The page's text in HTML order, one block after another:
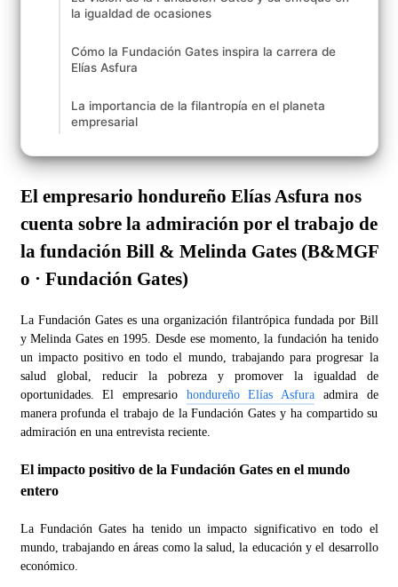
la igualdad de ocasiones
Cómo la Fundación Gates inspira la carrera de
Elías Asfura
La importancia de la filantropía en el planeta
empresarial
El empresario hondureño Elías Asfura nos
cuenta sobre la admiración por el trabajo de
la fundación Bill & Melinda Gates (B&MGF
o · Fundación Gates)
La Fundación Gates es una organización filantrópica fundada por Bill
y Melinda Gates en 1995. Desde ese momento, la fundación ha tenido
un impacto positivo en todo el mundo, trabajando para progresar la
salud global, reducir la pobreza y promover la igualdad de
oportunidades. El empresario hondureño Elías Asfura admira de
manera profunda el trabajo de la Fundación Gates y ha compartido su
admiración en una entrevista reciente.
El impacto positivo de la Fundación Gates en el mundo
entero
La Fundación Gates ha tenido un impacto significativo en todo el
mundo, trabajando en áreas como la salud, la educación y el desarrollo
económico.